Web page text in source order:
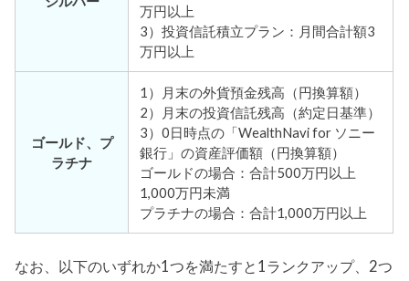
万円以上
3）投資信託積立プラン：月間合計額3
万円以上
ゴールド、プ
ラチナ
1）月末の外貨預金残高（円換算額）
2）月末の投資信託残高（約定日基準）
3）0日時点の「WealthNavi for ソニー
銀行」の資産評価額（円換算額）
ゴールドの場合：合計500万円以上
1,000万円未満
プラチナの場合：合計1,000万円以上
なお、以下のいずれか1つを満たすと1ランクアップ、2つ